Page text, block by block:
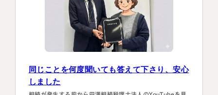
同じことを何度聞いても答えて下さり、安心
しました